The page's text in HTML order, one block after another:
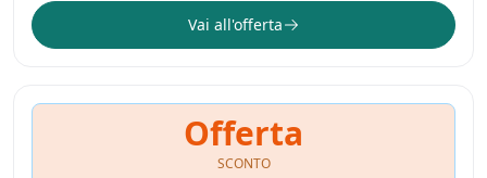
Vai all'offerta
Offerta
SCONTO